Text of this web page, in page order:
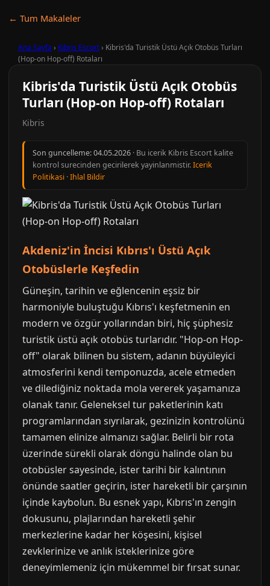
← Tum Makaleler
Ana Sayfa › Kibris Escort› Kibris'da Turistik Üstü Açık Otobüs Turları
(Hop-on Hop-off) Rotaları
Kibris'da Turistik Üstü Açık Otobüs
Turları (Hop-on Hop-off) Rotaları
Kibris
Son guncelleme:04.05.2026 · Bu icerik Kibris Escort kalite
kontrol surecinden gecirilerek yayinlanmistir.Icerik
Politikasi ·Ihlal Bildir
Akdeniz'in İncisi Kıbrıs'ı Üstü Açık
Otobüslerle Keşfedin
Güneşin, tarihin ve eğlencenin eşsiz bir
harmoniyle buluştuğu Kıbrıs'ı keşfetmenin en
modern ve özgür yollarından biri, hiç şüphesiz
turistik üstü açık otobüs turlarıdır. "Hop-on Hop-
off" olarak bilinen bu sistem, adanın büyüleyici
atmosferini kendi temponuzda, acele etmeden
ve dilediğiniz noktada mola vererek yaşamanıza
olanak tanır. Geleneksel tur paketlerinin katı
programlarından sıyrılarak, gezinizin kontrolünü
tamamen elinize almanızı sağlar. Belirli bir rota
üzerinde sürekli olarak döngü halinde olan bu
otobüsler sayesinde, ister tarihi bir kalıntının
önünde saatler geçirin, ister hareketli bir çarşının
içinde kaybolun. Bu esnek yapı, Kıbrıs'ın zengin
dokusunu, plajlarından hareketli şehir
merkezlerine kadar her köşesini, kişisel
zevklerinize ve anlık isteklerinize göre
deneyimlemeniz için mükemmel bir fırsat sunar.